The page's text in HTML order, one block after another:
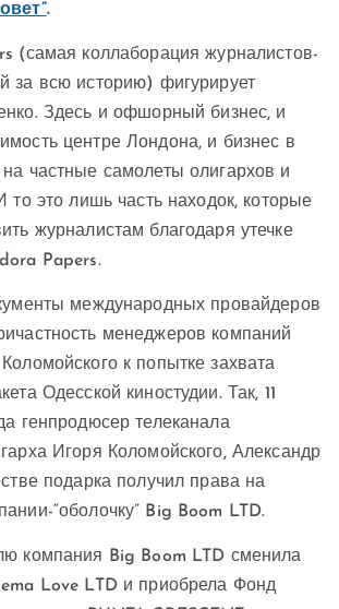
.
(самая коллаборация журналистов-
за всю историю) фигурирует
Здесь и офшорный бизнес, и
центре Лондона, и бизнес в
частные самолеты олигархов и
то это лишь часть находок, которые
журналистам благодаря утечке
Papers.
международных провайдеров
менеджеров компаний
к попытке захвата
Одесской киностудии. Так, 11
генпродюсер телеканала
Игоря Коломойского, Александр
подарка получил права на
“оболочку” Big Boom LTD.
компания Big Boom LTD сменила
Love LTD и приобрела Фонд